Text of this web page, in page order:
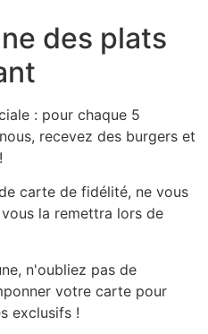
des plats
: pour chaque 5
recevez des burgers et
carte de fidélité, ne vous
la remettra lors de
n'oubliez pas de
votre carte pour
exclusifs !